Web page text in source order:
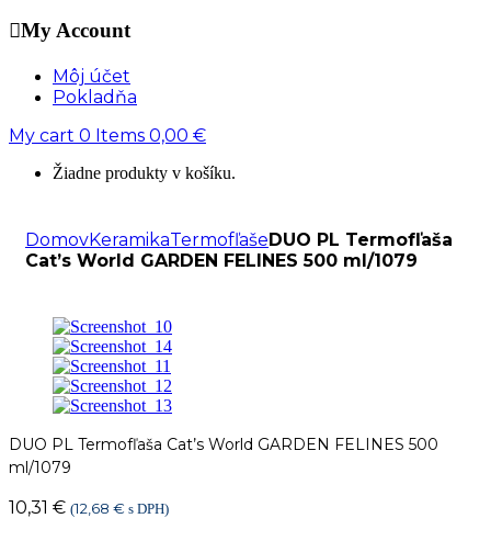
My Account
Môj účet
Pokladňa
My cart 0 Items 0,00 €
Žiadne produkty v košíku.
DomovKeramikaTermofľaše DUO PL Termofľaša
Cat’s World GARDEN FELINES 500 ml/1079
DUO PL Termofľaša Cat’s World GARDEN FELINES 500
ml/1079
10,31 € (12,68 € s DPH)